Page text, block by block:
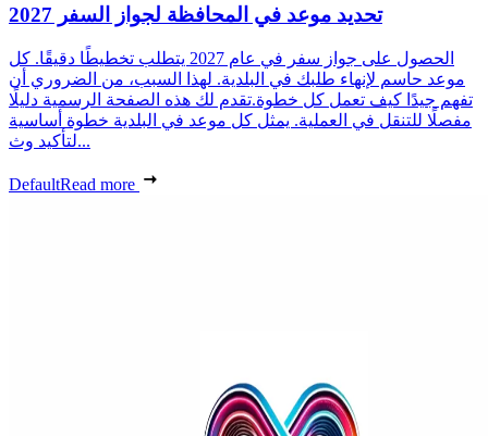
تحديد موعد في المحافظة لجواز السفر 2027
الحصول على جواز سفر في عام 2027 يتطلب تخطيطًا دقيقًا. كل
موعد حاسم لإنهاء طلبك في البلدية. لهذا السبب، من الضروري أن
تفهم جيدًا كيف تعمل كل خطوة.تقدم لك هذه الصفحة الرسمية دليلًا
مفصلًا للتنقل في العملية. يمثل كل موعد في البلدية خطوة أساسية
لتأكيد وث...
DefaultRead more